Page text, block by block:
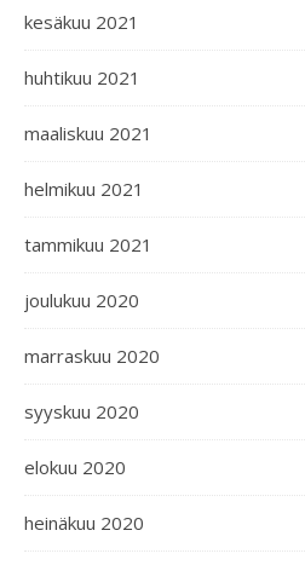
kesäkuu 2021
huhtikuu 2021
maaliskuu 2021
helmikuu 2021
tammikuu 2021
joulukuu 2020
marraskuu 2020
syyskuu 2020
elokuu 2020
heinäkuu 2020